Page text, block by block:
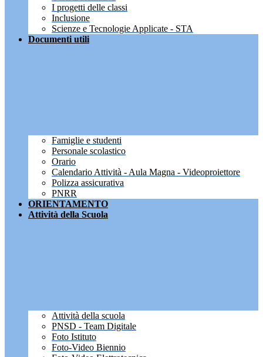
I progetti delle classi
Inclusione
Scienze e Tecnologie Applicate - STA
Documenti utili
Famiglie e studenti
Personale scolastico
Orario
Calendario Attività - Aula Magna - Videoproiettore
Polizza assicurativa
PNRR
ORIENTAMENTO
Attività della Scuola
Attività della scuola
PNSD - Team Digitale
Foto Istituto
Foto-Video Biennio